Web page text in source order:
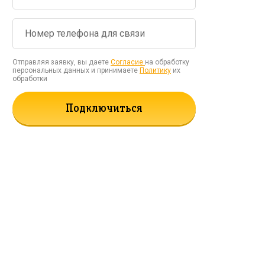
Отправляя заявку, вы даете Согласие на обработку
персональных данных и принимаете Политику их
обработки
Подключиться